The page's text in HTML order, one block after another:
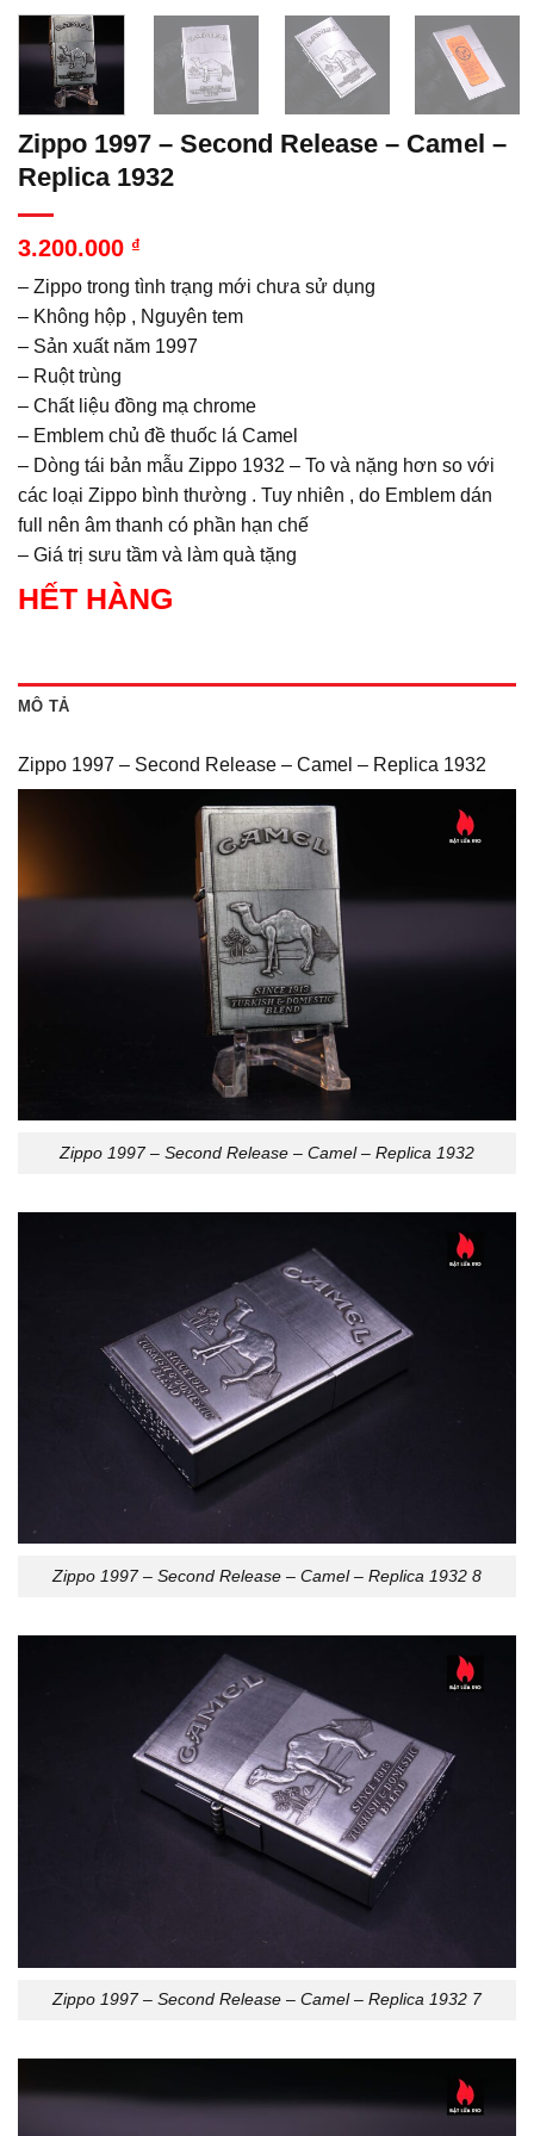
Zippo 1997 – Second Release – Camel –
Replica 1932
3.200.000 ₫
– Zippo trong tình trạng mới chưa sử dụng
– Không hộp , Nguyên tem
– Sản xuất năm 1997
– Ruột trùng
– Chất liệu đồng mạ chrome
– Emblem chủ đề thuốc lá Camel
– Dòng tái bản mẫu Zippo 1932 – To và nặng hơn so với
các loại Zippo bình thường . Tuy nhiên , do Emblem dán
full nên âm thanh có phần hạn chế
– Giá trị sưu tầm và làm quà tặng
HẾT HÀNG
MÔ TẢ
Zippo 1997 – Second Release – Camel – Replica 1932
Zippo 1997 – Second Release – Camel – Replica 1932
Zippo 1997 – Second Release – Camel – Replica 1932 8
Zippo 1997 – Second Release – Camel – Replica 1932 7